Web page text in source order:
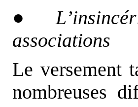
●
associations
Le versement
nombreuses